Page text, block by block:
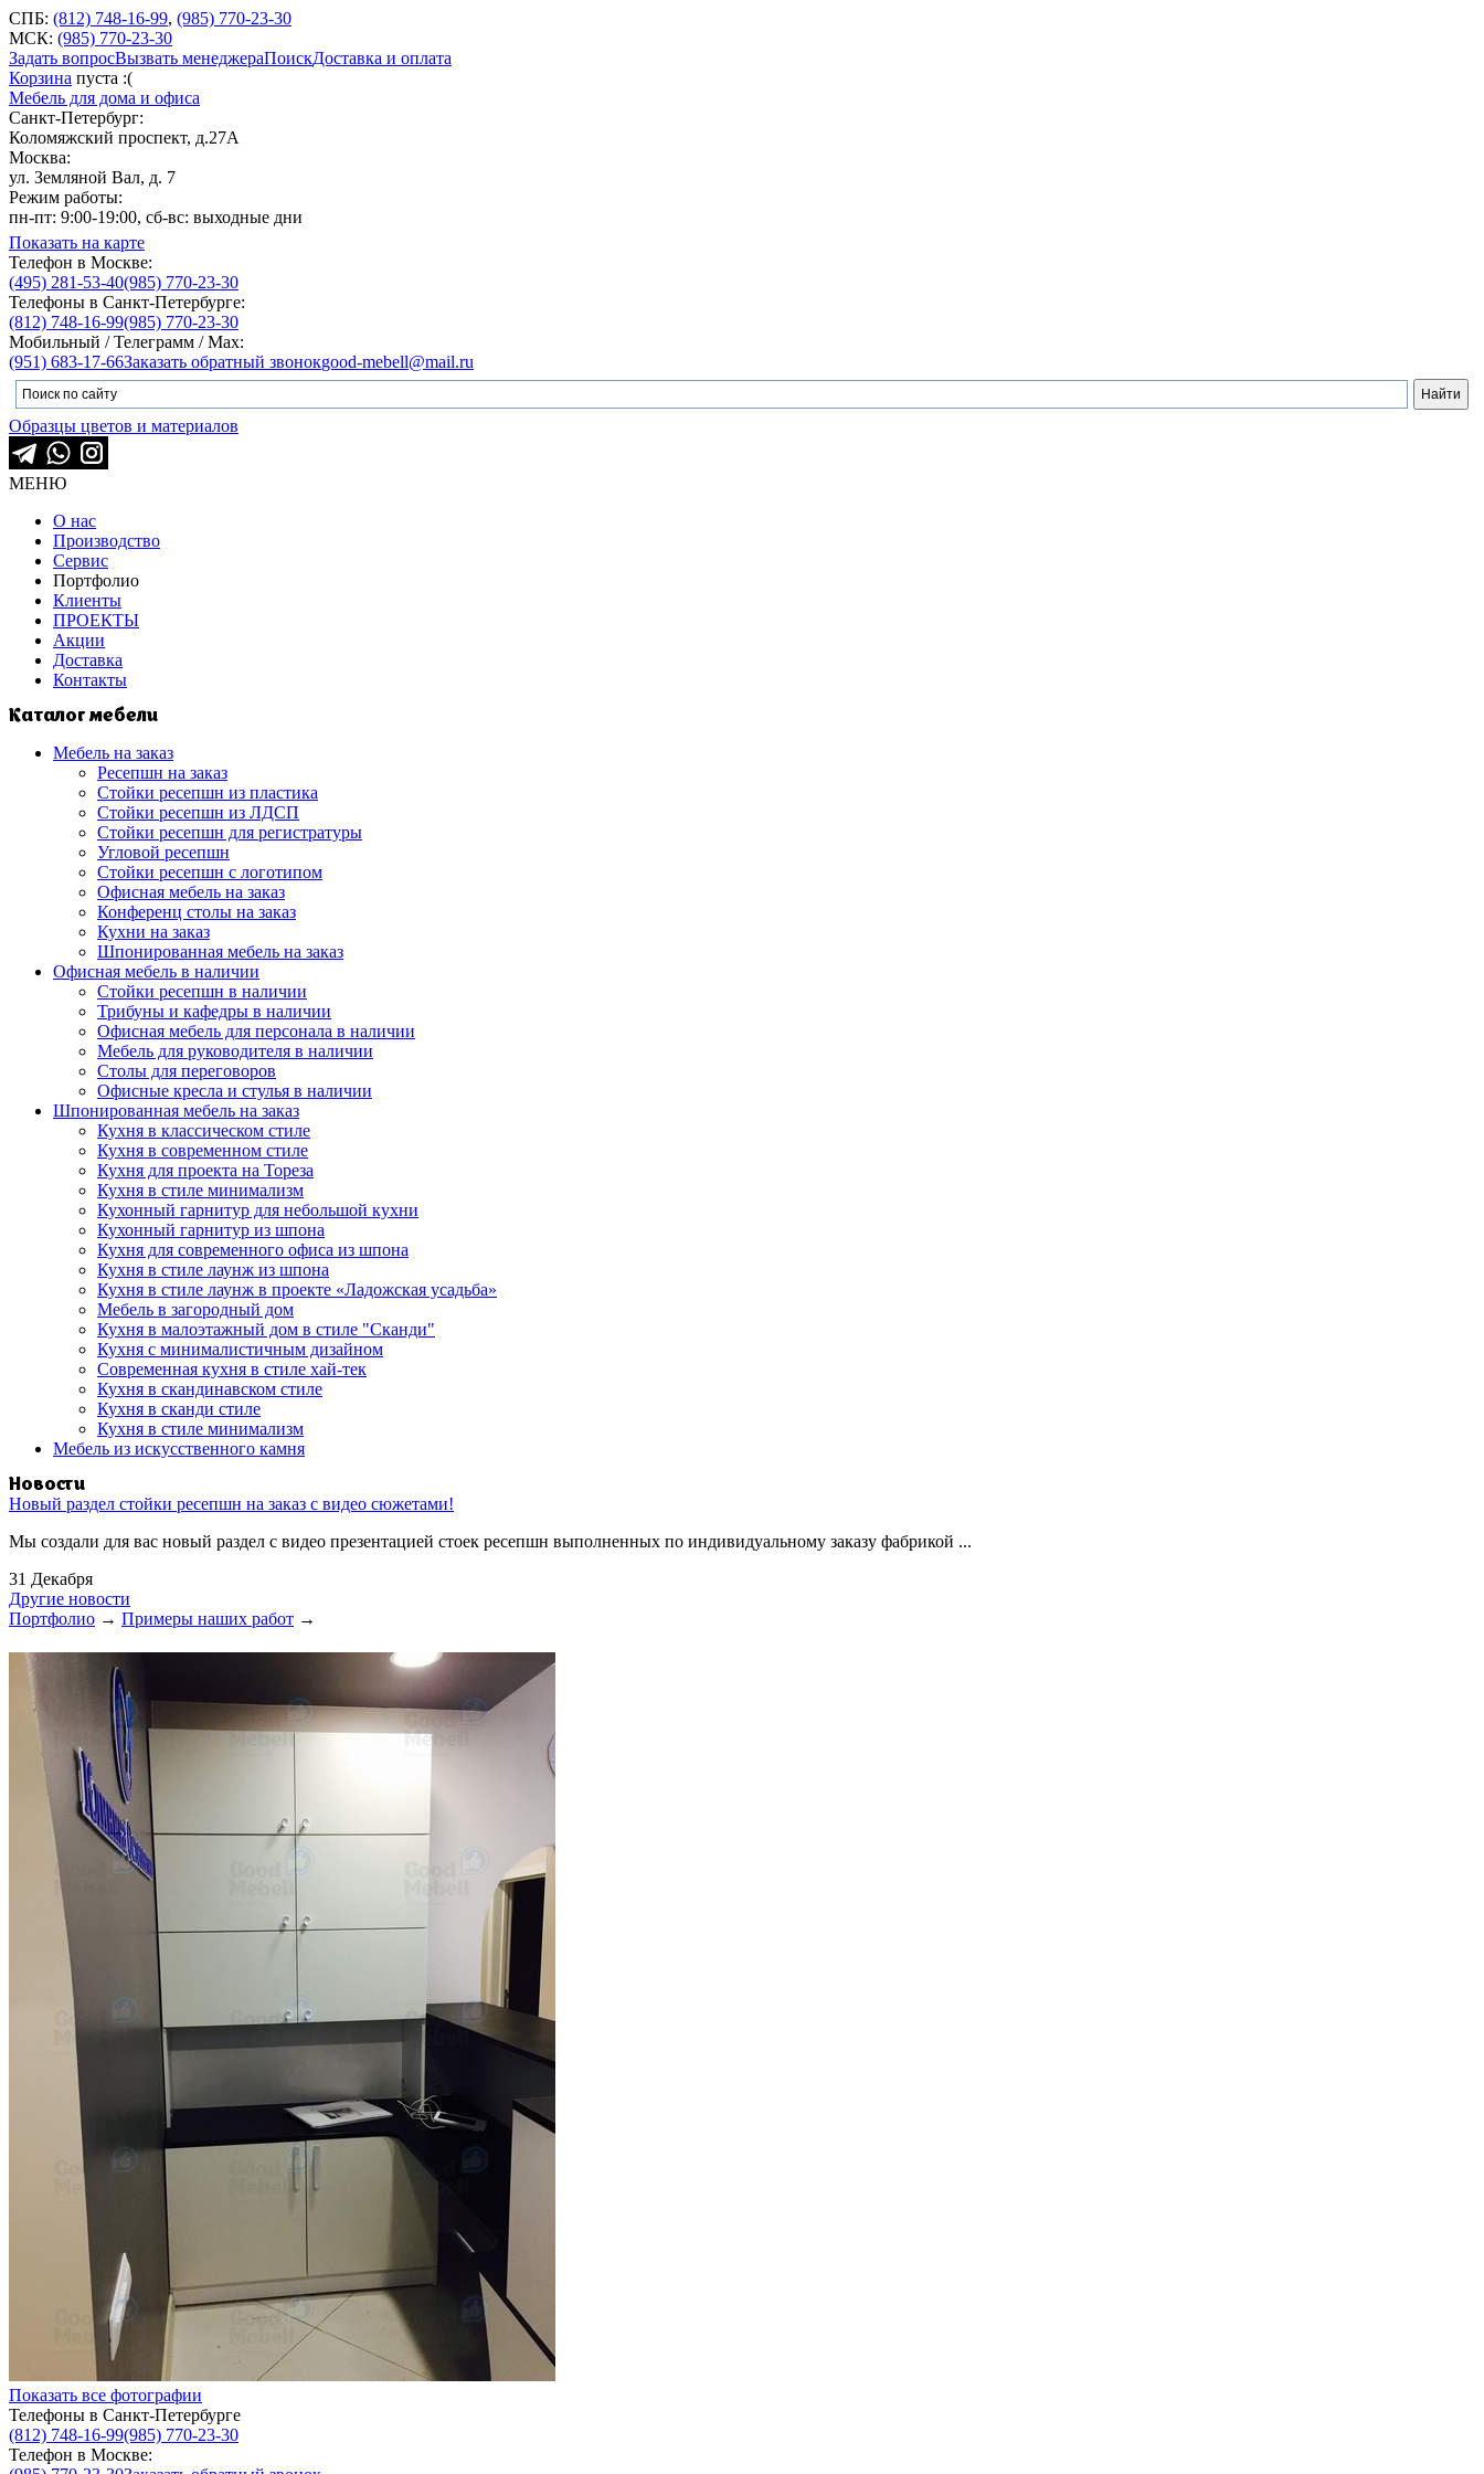
СПБ: (812) 748-16-99, (985) 770-23-30
МСК: (985) 770-23-30
Задать вопросВызвать менеджераПоискДоставка и оплата
Корзина пуста :(
Мебель для дома и офиса
Санкт-Петербург:
Коломяжский проспект, д.27А
Москва:
ул. Земляной Вал, д. 7
Режим работы:
пн-пт: 9:00-19:00, сб-вс: выходные дни
Показать на карте
Телефон в Москве:
(495) 281-53-40(985) 770-23-30
Телефоны в Санкт-Петербурге:
(812) 748-16-99(985) 770-23-30
Мобильный / Телеграмм / Max:
(951) 683-17-66Заказать обратный звонокgood-mebell@mail.ru
Образцы цветов и материалов
МЕНЮ
О нас
Производство
Сервис
Портфолио
Клиенты
ПРОЕКТЫ
Акции
Доставка
Контакты
Каталог мебели
Мебель на заказ
Ресепшн на заказ
Стойки ресепшн из пластика
Стойки ресепшн из ЛДСП
Стойки ресепшн для регистратуры
Угловой ресепшн
Стойки ресепшн с логотипом
Офисная мебель на заказ
Конференц столы на заказ
Кухни на заказ
Шпонированная мебель на заказ
Офисная мебель в наличии
Стойки ресепшн в наличии
Трибуны и кафедры в наличии
Офисная мебель для персонала в наличии
Мебель для руководителя в наличии
Столы для переговоров
Офисные кресла и стулья в наличии
Шпонированная мебель на заказ
Кухня в классическом стиле
Кухня в современном стиле
Кухня для проекта на Тореза
Кухня в стиле минимализм
Кухонный гарнитур для небольшой кухни
Кухонный гарнитур из шпона
Кухня для современного офиса из шпона
Кухня в стиле лаунж из шпона
Кухня в стиле лаунж в проекте «Ладожская усадьба»
Мебель в загородный дом
Кухня в малоэтажный дом в стиле "Сканди"
Кухня с минималистичным дизайном
Современная кухня в стиле хай-тек
Кухня в скандинавском стиле
Кухня в сканди стиле
Кухня в стиле минимализм
Мебель из искусственного камня
Новости
Новый раздел стойки ресепшн на заказ с видео сюжетами!
Мы создали для вас новый раздел с видео презентацией стоек ресепшн выполненных по индивидуальному заказу фабрикой ...
31 Декабря
Другие новости
Портфолио → Примеры наших работ →
Показать все фотографии
Телефоны в Санкт-Петербурге
(812) 748-16-99(985) 770-23-30
Телефон в Москве: